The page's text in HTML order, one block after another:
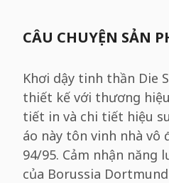
CÂU CHUYỆN SẢN
Khơi dậy tinh thần Die
thiết kế với thương
tiết in và chi tiết hiệu
áo này tôn vinh nhà vô
94/95. Cảm nhận năng
của Borussia